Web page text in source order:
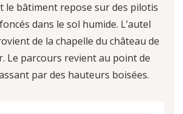
le bâtiment repose sur des pilotis
dans le sol humide. L’autel
de la chapelle du château de
Le parcours revient au point de
par des hauteurs boisées.